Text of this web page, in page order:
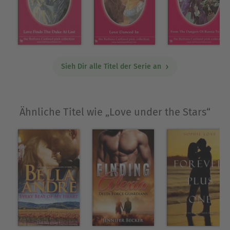
stopped at Rome and to Ilena's horror she saw
from the porthole of her cabin Lord Witherington
coming aboard the ship.She managed to keep
herself hidden until they stopped at Greece when
something very frightening happened to
novel by BARBARA CARTLAND.
Über Barbara Cartland
Barbara Cartland war die produktivste
Schriftstellerin der Welt. Sie schrieb zu Lebzeiten
723 Bücher, von denen nicht weniger als 644
Liebesromane waren, die sich weltweit über eine
Milliarde Mal verkauften und in 36 Sprachen
übersetzt wurden. Neben Liebesromanen schrieb
Sieh Dir alle Titel der Serie an
Ähnliche Titel wie „Love under the Stars“